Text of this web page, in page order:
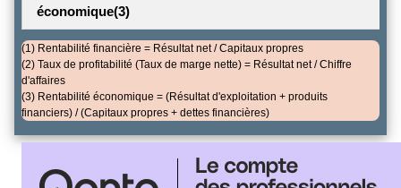
économique(3)
(1) Rentabilité financière = Résultat net / Capitaux propres
(2) Taux de profitabilité (Taux de marge nette) = Résultat net / Chiffre
d'affaires
(3) Rentabilité économique = (Résultat d'exploitation + produits
financiers) / (Capitaux propres + dettes financières)